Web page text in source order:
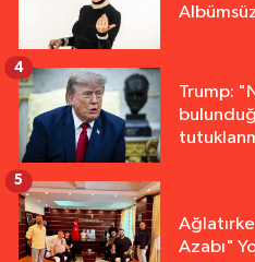
Trump:
4
Azabı"
5